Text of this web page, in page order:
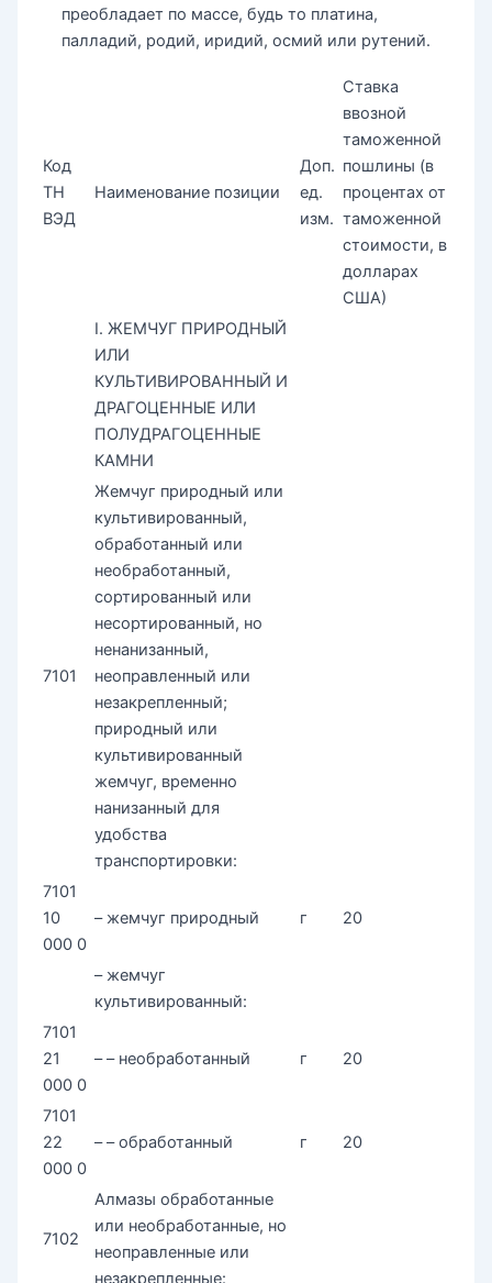
преобладает по массе, будь то платина,
палладий, родий, иридий, осмий или рутений.
Код
ТН
ВЭД
Наименование позиции
Доп.
ед.
изм.
Ставка
ввозной
таможенной
пошлины (в
процентах от
таможенной
стоимости, в
долларах
США)
I. ЖЕМЧУГ ПРИРОДНЫЙ
ИЛИ
КУЛЬТИВИРОВАННЫЙ И
ДРАГОЦЕННЫЕ ИЛИ
ПОЛУДРАГОЦЕННЫЕ
КАМНИ
7101
Жемчуг природный или
культивированный,
обработанный или
необработанный,
сортированный или
несортированный, но
ненанизанный,
неоправленный или
незакрепленный;
природный или
культивированный
жемчуг, временно
нанизанный для
удобства
транспортировки:
7101
10
000 0
– жемчуг природный г 20
– жемчуг
культивированный:
7101
21
000 0
– – необработанный г 20
7101
22
000 0
– – обработанный г 20
7102
Алмазы обработанные
или необработанные, но
неоправленные или
незакрепленные: